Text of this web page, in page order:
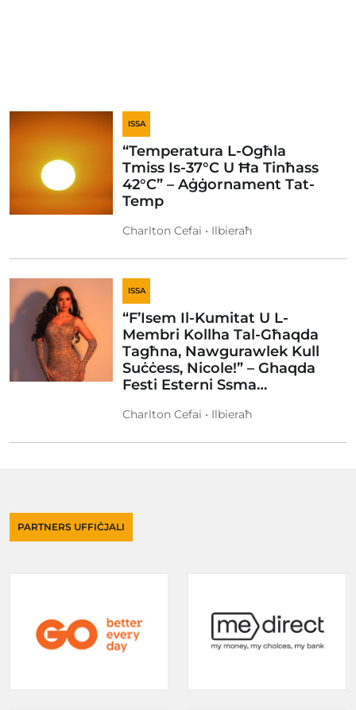
ISSA
“Temperatura L-Ogħla
Tmiss Is-37°C U Ħa Tinħass
42°C” – Aġġornament Tat-
Temp
Charlton Cefai • Ilbieraħ
ISSA
“F’Isem Il-Kumitat U L-
Membri Kollha Tal-Għaqda
Tagħna, Nawgurawlek Kull
Suċċess, Nicole!” – Ghaqda
Festi Esterni Ssma…
Charlton Cefai • Ilbieraħ
PARTNERS UFFIĊJALI